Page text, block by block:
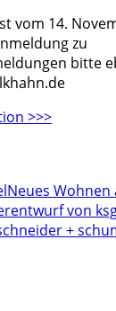
vom 14.
zu
bitte
>>>
Neues
von
+